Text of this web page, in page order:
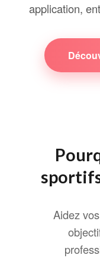
application,
Aidez